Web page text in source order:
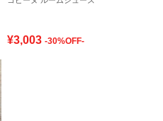
¥3,003 -30%OFF-